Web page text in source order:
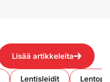
Lisää artikkeleita
Lentisleidit